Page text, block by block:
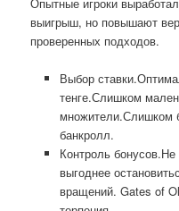
выигрыш, но повышают
проверенных подходов.
Выбор
тенге.Слишком
множители.Слишком
банкролл.
Контроль
выгоднее
вращений. Gates of